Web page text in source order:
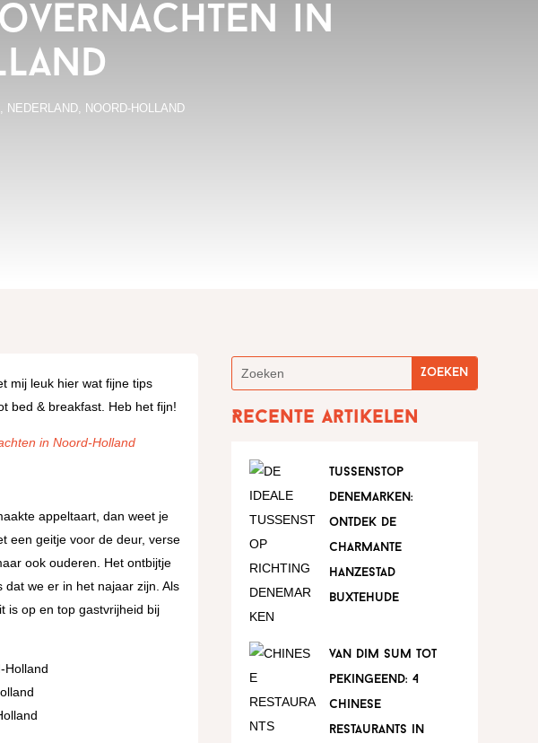
in
, NEDERLAND, NOORD-HOLLAND
mij leuk hier wat fijne tips
bed & breakfast. Heb het fijn!
appeltaart, dan weet je
een geitje voor de deur, verse
ook ouderen. Het ontbijtje
we er in het najaar zijn. Als
is op en top gastvrijheid bij
Recente artikelen
tussenstop
denemarken:
ontdek de
charmante
hanzestad
buxtehude
van dim sum tot
pekingeend: 4
chinese
restaurants in